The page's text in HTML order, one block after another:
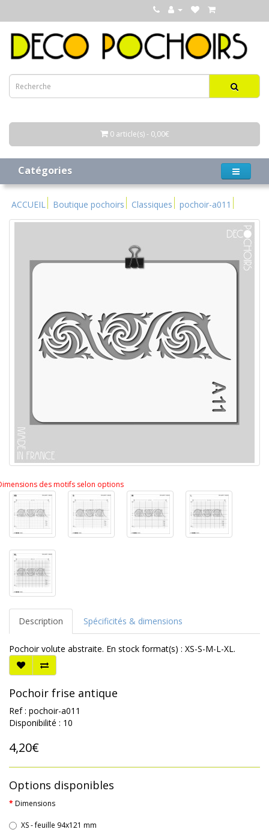
0 article(s) - 0,00€
Catégories
ACCUEIL Boutique pochoirs Classiques pochoir-a011
des motifs selon options
Description Spécificités & dimensions
Pochoir volute abstraite. En stock format(s) : XS-S-M-L-XL.
Pochoir frise antique
Ref : pochoir-a011
Disponibilité : 10
4,20€
Options disponibles
Dimensions
XS - feuille 94x121 mm